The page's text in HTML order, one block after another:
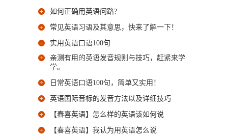
如何正确用英语问路?
常见英语习语及其意思，快来了解一下！
实用英语口语100句
亲测有用的英语发音规则与技巧，赶紧来学
学。
日常英语口语100句，简单又实用！
英语国际音标的发音方法以及详细技巧
【春喜英语】怎么样的英语该如何说
【春喜英语】我认为用英语怎么说